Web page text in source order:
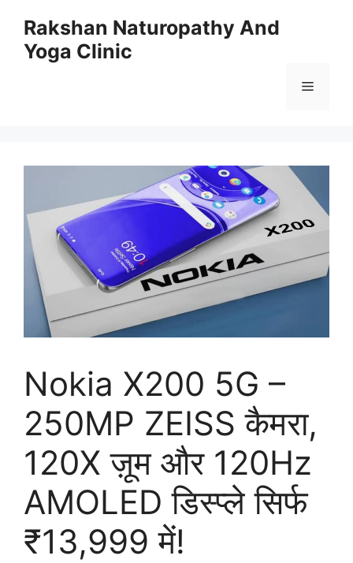
content
Rakshan Naturopathy And
Yoga Clinic
Menu
Nokia X200 5G –
250MP ZEISS कैमरा,
120X ज़ूम और 120Hz
AMOLED डिस्प्ले सिर्फ
₹13,999 में!